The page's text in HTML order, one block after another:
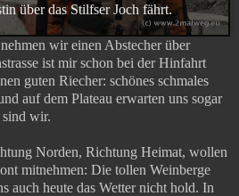
über das Stilfser Joch fährt.
wir einen Abstecher über
ist mir schon bei der Hinfahrt
guten Riecher: schönes schmales
auf dem Plateau erwarten uns sogar
wir.
Norden, Richtung Heimat, wollen
mitnehmen: Die tollen Weinberge
auch heute das Wetter nicht hold. In